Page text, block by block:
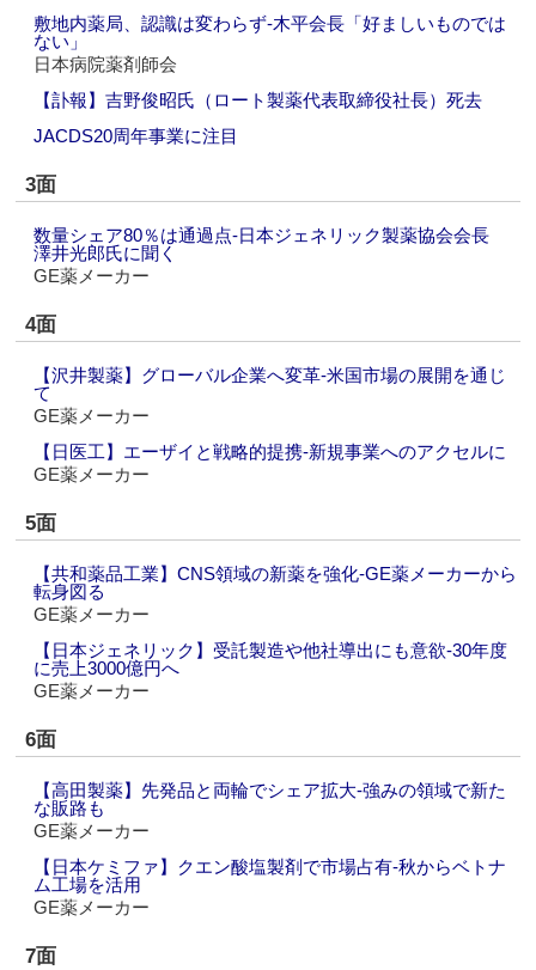
敷地内薬局、認識は変わらず‐木平会長「好ましいものでは
ない」
日本病院薬剤師会
【訃報】吉野俊昭氏（ロート製薬代表取締役社長）死去
JACDS20周年事業に注目
3面
数量シェア80％は通過点‐日本ジェネリック製薬協会会長
澤井光郎氏に聞く
GE薬メーカー
4面
【沢井製薬】グローバル企業へ変革‐米国市場の展開を通じ
て
GE薬メーカー
【日医工】エーザイと戦略的提携‐新規事業へのアクセルに
GE薬メーカー
5面
【共和薬品工業】CNS領域の新薬を強化‐GE薬メーカーから
転身図る
GE薬メーカー
【日本ジェネリック】受託製造や他社導出にも意欲‐30年度
に売上3000億円へ
GE薬メーカー
6面
【高田製薬】先発品と両輪でシェア拡大‐強みの領域で新た
な販路も
GE薬メーカー
【日本ケミファ】クエン酸塩製剤で市場占有‐秋からベトナ
ム工場を活用
GE薬メーカー
7面